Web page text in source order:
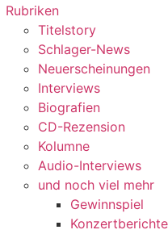
Rubriken
Titelstory
Schlager-News
Neuerscheinungen
Interviews
Biografien
CD-Rezension
Kolumne
Audio-Interviews
und noch viel mehr
Gewinnspiel
Konzertberichte